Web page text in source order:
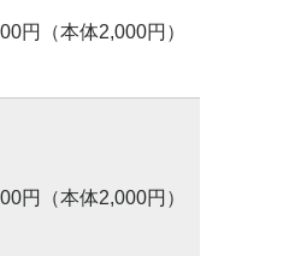
円（本体2,000円）
円（本体2,000円）